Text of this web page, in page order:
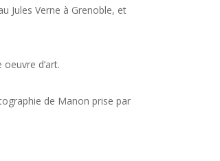
Jules Verne à Grenoble, et
d’art.
de Manon prise par